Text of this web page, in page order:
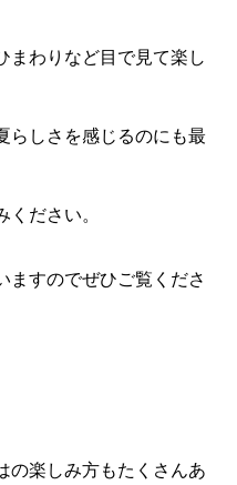
まわりなど目で見て楽し
らしさを感じるのにも最
ださい。
ますのでぜひご覧くださ
の楽しみ方もたくさんあ